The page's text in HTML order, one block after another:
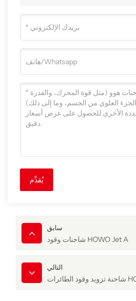
يُقدِّم
سابق
شاحنات وقود HOWO Jet A
التالي